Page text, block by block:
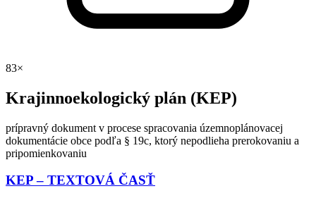
83×
Krajinnoekologický plán (KEP)
prípravný dokument v procese spracovania územnoplánovacej
dokumentácie obce podľa § 19c, ktorý nepodlieha prerokovaniu a
pripomienkovaniu
KEP – TEXTOVÁ ČASŤ